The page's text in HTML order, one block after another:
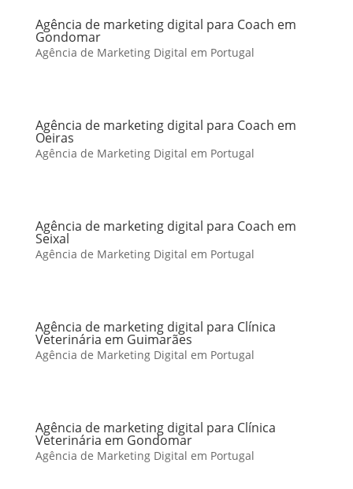
Agência de marketing digital para Coach em
Gondomar
Agência de Marketing Digital em Portugal
Agência de marketing digital para Coach em
Oeiras
Agência de Marketing Digital em Portugal
Agência de marketing digital para Coach em
Seixal
Agência de Marketing Digital em Portugal
Agência de marketing digital para Clínica
Veterinária em Guimarães
Agência de Marketing Digital em Portugal
Agência de marketing digital para Clínica
Veterinária em Gondomar
Agência de Marketing Digital em Portugal